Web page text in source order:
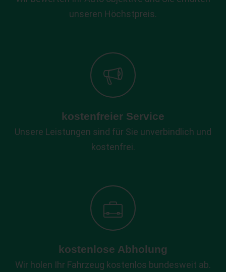
unseren Höchstpreis.
kostenfreier Service
Unsere Leistungen sind für Sie unverbindlich und
kostenfrei.
kostenlose Abholung
Wir holen Ihr Fahrzeug kostenlos bundesweit ab.